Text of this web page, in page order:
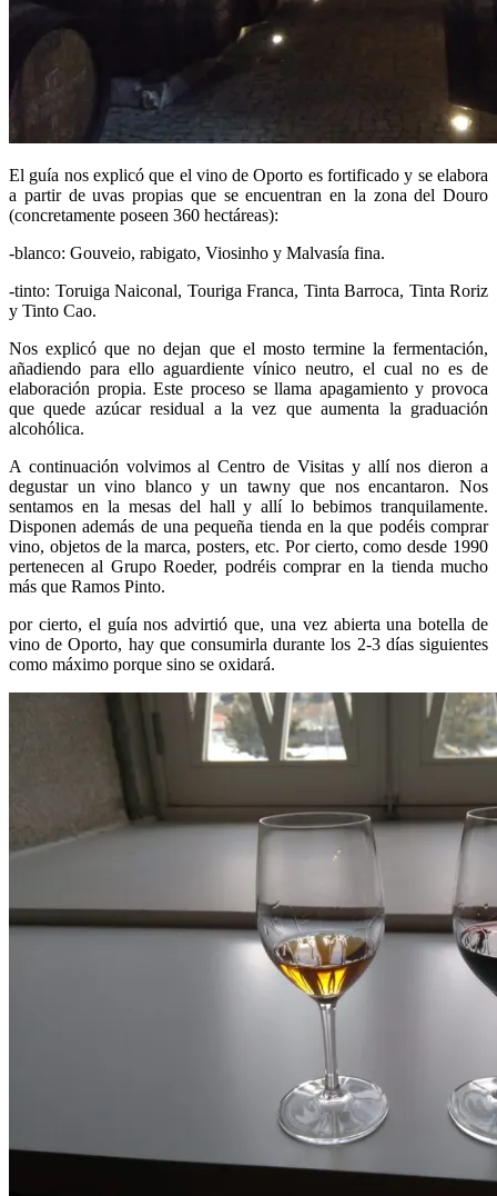
El guía nos explicó que el vino de Oporto es fortificado y se elabora
a partir de uvas propias que se encuentran en la zona del Douro
(concretamente poseen 360 hectáreas):
-blanco: Gouveio, rabigato, Viosinho y Malvasía fina.
-tinto: Toruiga Naiconal, Touriga Franca, Tinta Barroca, Tinta Roriz
y Tinto Cao.
Nos explicó que no dejan que el mosto termine la fermentación,
añadiendo para ello aguardiente vínico neutro, el cual no es de
elaboración propia. Este proceso se llama apagamiento y provoca
que quede azúcar residual a la vez que aumenta la graduación
alcohólica.
A continuación volvimos al Centro de Visitas y allí nos dieron a
degustar un vino blanco y un tawny que nos encantaron. Nos
sentamos en la mesas del hall y allí lo bebimos tranquilamente.
Disponen además de una pequeña tienda en la que podéis comprar
vino, objetos de la marca, posters, etc. Por cierto, como desde 1990
pertenecen al Grupo Roeder, podréis comprar en la tienda mucho
más que Ramos Pinto.
por cierto, el guía nos advirtió que, una vez abierta una botella de
vino de Oporto, hay que consumirla durante los 2-3 días siguientes
como máximo porque sino se oxidará.